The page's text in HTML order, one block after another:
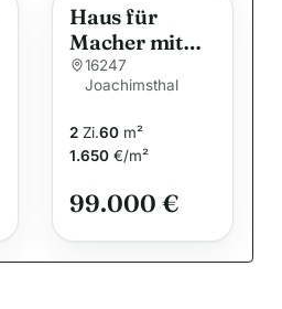
Haus für
Macher mit
Vision…
16247
Joachimsthal
2 Zi.60 m²
1.650 €/m²
99.000 €